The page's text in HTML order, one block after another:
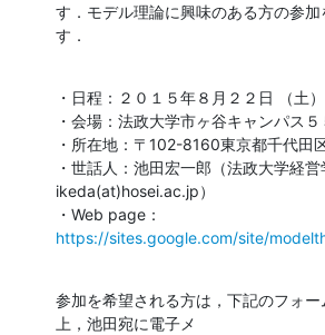
す．モデル理論に興味のある方の参加
す．
・日程：２０１５年８月２２日 （土
・会場：法政大学市ヶ谷キャンパス
・所在地：〒102-8160東京都千代田
・世話人：池田宏一郎（法政大学経営
ikeda(at)hosei.ac.jp）
・Web page：
https://sites.google.com/site/
参加を希望される方は，下記のフォ
上，池田宛に電子メ